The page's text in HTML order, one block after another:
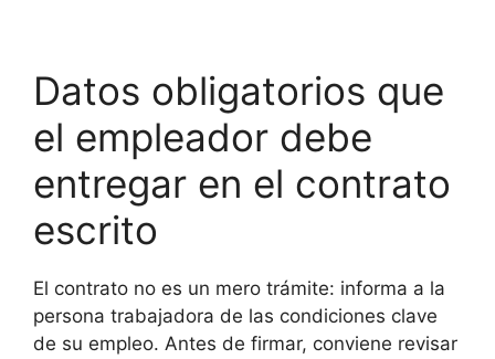
Datos obligatorios que
el empleador debe
entregar en el contrato
escrito
El contrato no es un mero trámite: informa a la
persona trabajadora de las condiciones clave
de su empleo. Antes de firmar, conviene revisar